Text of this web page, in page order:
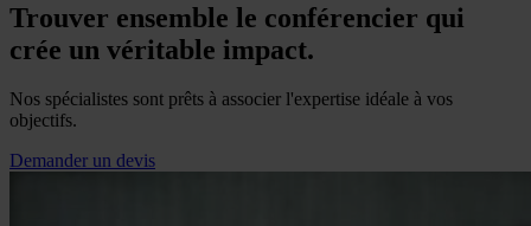
Trouver ensemble le conférencier qui
crée un véritable impact.
Nos spécialistes sont prêts à associer l'expertise idéale à vos
objectifs.
Demander un devis